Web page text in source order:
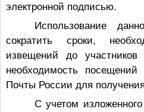
электронной подписью.
Использование
сократить сроки,
извещений до
необходимость посещений
Почты России для
С учетом